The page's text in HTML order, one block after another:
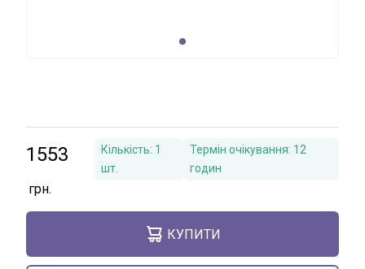
1553 Кількість: 1
шт.
Термін очікування: 12
годин
КУПИТИ